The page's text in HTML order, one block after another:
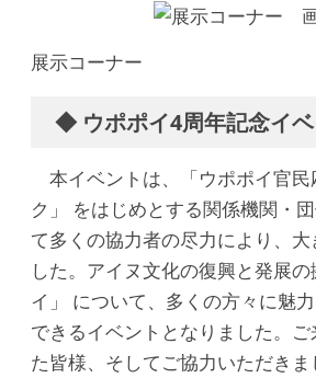
展示コーナー
◆ ウポポイ4周年記念イ
本イベントは、「ウポポイ官民
ク」 をはじめとする関係機関・
て多くの協力者の尽力により、大
した。アイヌ文化の復興と発展
イ」 について、多くの方々に魅
できるイベントとなりました。
た皆様、そしてご協力いただき